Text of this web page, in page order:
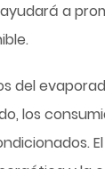
a
del
los